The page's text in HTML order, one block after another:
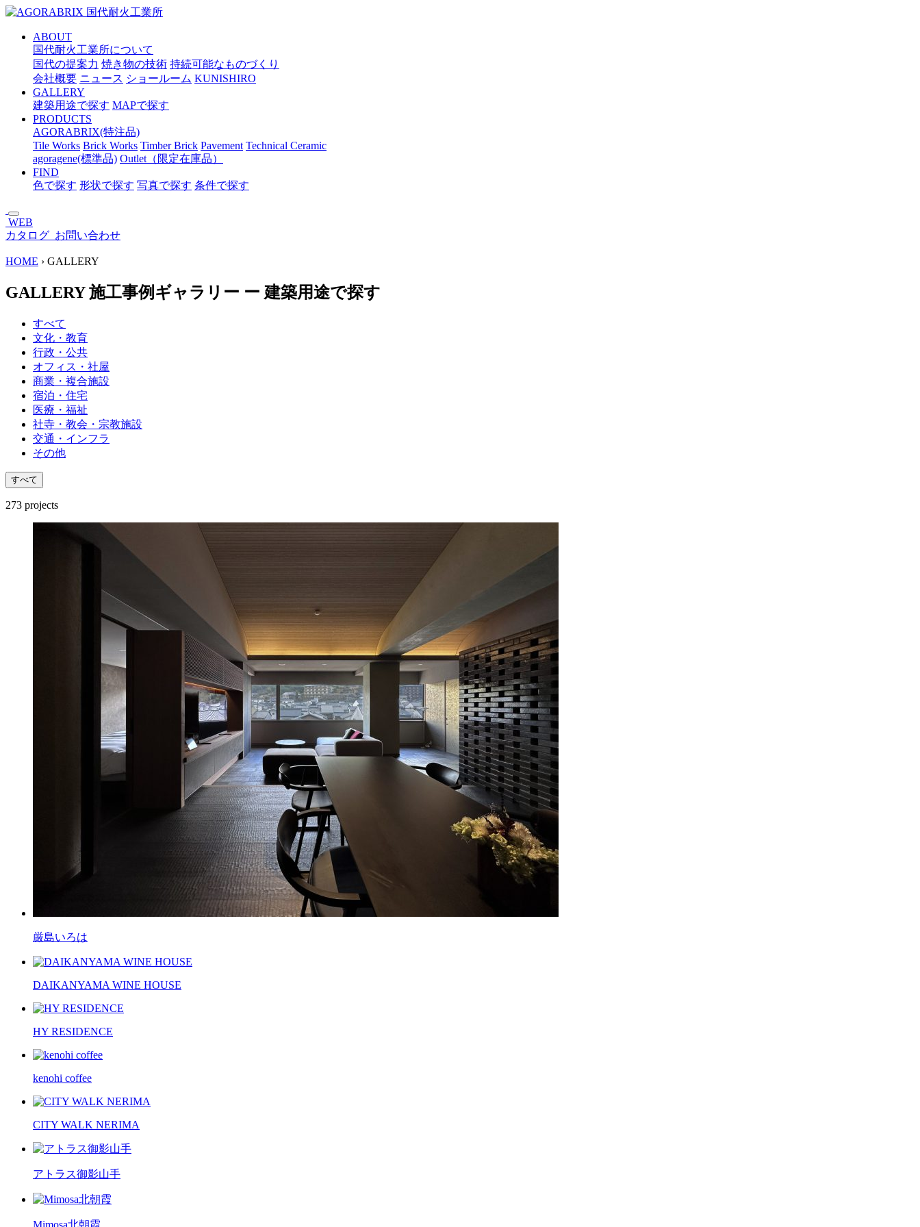
メ
ABOUT
国代耐火工業所について
国代の提案力 焼き物の技術 持続可能なものづくり
会社概要 ニュース ショールーム KUNISHIRO
GALLERY
建築用途で探す MAPで探す
PRODUCTS
AGORABRIX(特注品)
Tile Works Brick Works Timber Brick Pavement Technical Ceramic
agoragene(標準品) Outlet（限定在庫品）
FIND
色で探す 形状で探す 写真で探す 条件で探す
WEB
カタログ お問い合わせ
HOME › GALLERY
GALLERY 施工事例ギャラリー ー 建築用途で探す
すべて
文化・教育
行政・公共
オフィス・社屋
商業・複合施設
宿泊・住宅
医療・福祉
社寺・教会・宗教施設
交通・インフラ
その他
すべて
273 projects
厳島いろは
DAIKANYAMA WINE HOUSE
HY RESIDENCE
kenohi coffee
CITY WALK NERIMA
アトラス御影山手
Mimosa北朝霞